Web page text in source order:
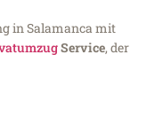
in Salamanca mit
Service, der